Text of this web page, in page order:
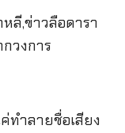
ทำลายชื่อเสียง